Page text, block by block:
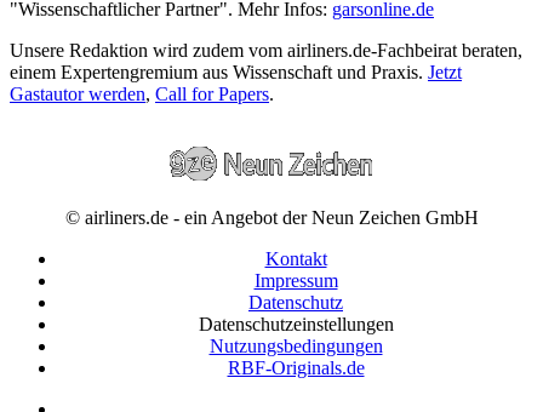
"Wissenschaftlicher Partner". Mehr Infos: garsonline.de
Unsere Redaktion wird zudem vom airliners.de-Fachbeirat beraten,
einem Expertengremium aus Wissenschaft und Praxis. Jetzt
Gastautor werden, Call for Papers.
© airliners.de - ein Angebot der Neun Zeichen GmbH
Kontakt
Impressum
Datenschutz
Datenschutzeinstellungen
Nutzungsbedingungen
RBF-Originals.de